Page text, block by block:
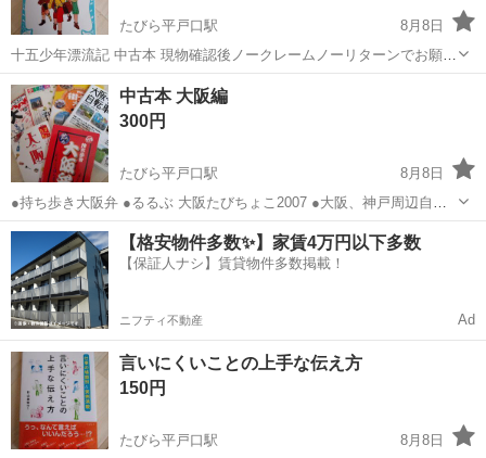
たびら平戸口駅
8月8日
十五少年漂流記 中古本 現物確認後ノークレームノーリターンでお願い
致します
長崎 平戸市 たびら平戸口駅
中古本 大阪編
300円
たびら平戸口駅
8月8日
●持ち歩き大阪弁 ●るるぶ 大阪たびちょこ2007 ●大阪、神戸周辺自転
車散歩 ●るるぶ 大阪MAP2007 この一冊で街を楽しむ 使いこなす！ ●
大阪神戸歩く地図ユニバーサル・スタジオ・ジャパン キタミナミ 大阪
城 ハーバ...
長崎 平戸市 たびら平戸口駅 本/CD/DVD 古本
【格安物件多数✨】家賃4万円以下多数
【保証人ナシ】賃貸物件多数掲載！
ニフティ不動産 Ad
言いにくいことの上手な伝え方
150円
たびら平戸口駅
8月8日